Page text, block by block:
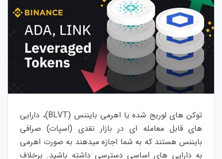
توکن های لوریج شده یا اهرمی بایننس (BLVT)، دارایی
های قابل معامله ای در بازار نقدی (اسپات) صرافی
بایننس هستند که به شما اجازه میدهند به صورت اهرمی
به دارایی های اساسی دسترسی داشته باشید. برخلاف